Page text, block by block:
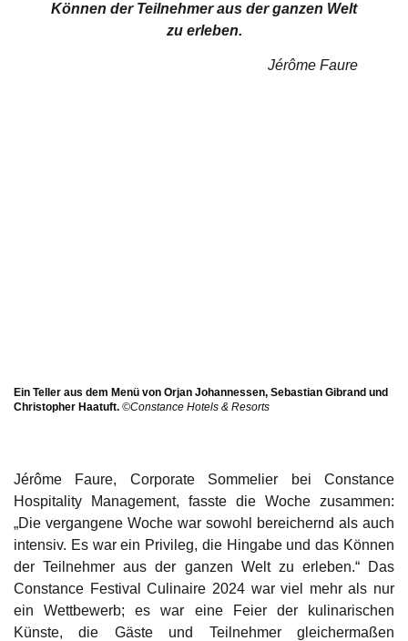
Können der Teilnehmer aus der ganzen Welt
zu erleben.
Jérôme Faure
Ein Teller aus dem Menü von Orjan Johannessen, Sebastian Gibrand und
Christopher Haatuft. ©Constance Hotels & Resorts
Jérôme Faure, Corporate Sommelier bei Constance
Hospitality Management, fasste die Woche zusammen:
„Die vergangene Woche war sowohl bereichernd als auch
intensiv. Es war ein Privileg, die Hingabe und das Können
der Teilnehmer aus der ganzen Welt zu erleben.“ Das
Constance Festival Culinaire 2024 war viel mehr als nur
ein Wettbewerb; es war eine Feier der kulinarischen
Künste, die Gäste und Teilnehmer gleichermaßen